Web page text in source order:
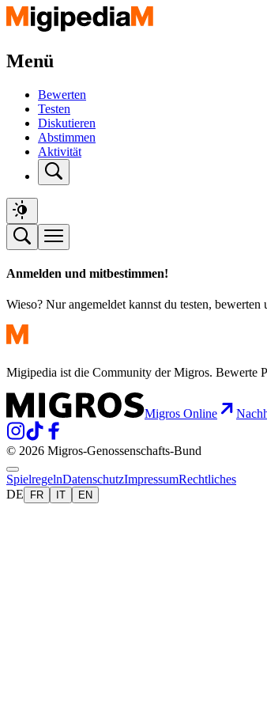
Menü
Bewerten
Testen
Diskutieren
Abstimmen
Aktivität
Anmelden und mitbestimmen!
Wieso? Nur angemeldet kannst du testen,
Migipedia ist die Community der Migros. Bewerte
Migros Online
© 2026 Migros-Genossenschafts-Bund
SpielregelnDatenschutzImpressumRechtliches
DE
FR IT EN